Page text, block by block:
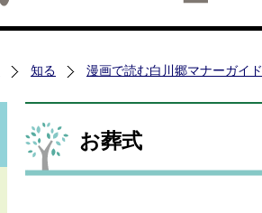
知る 漫画で読む白川郷マナーガイド
お葬式